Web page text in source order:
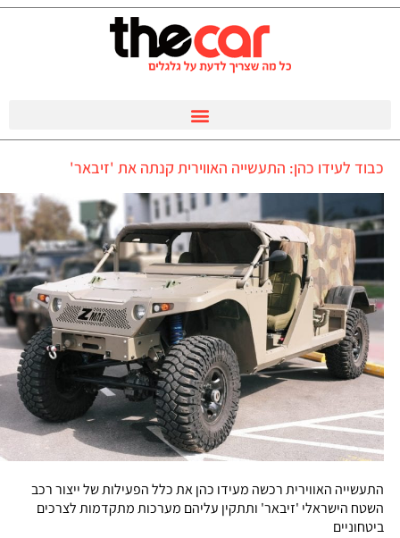
כבוד לעידו כהן: התעשייה האווירית קנתה את 'זיבאר'
התעשייה האווירית רכשה מעידו כהן את כלל הפעילות של ייצור רכב
השטח הישראלי 'זיבאר' ותתקין עליהם מערכות מתקדמות לצרכים
ביטחוניים